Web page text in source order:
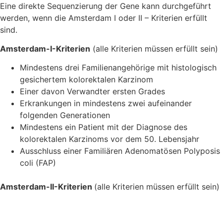
Eine direkte Sequenzierung der Gene kann durchgeführt
werden, wenn die Amsterdam I oder II – Kriterien erfüllt
sind.
Amsterdam-I-Kriterien (alle Kriterien müssen erfüllt sein)
Mindestens drei Familienangehörige mit histologisch
gesichertem kolorektalen Karzinom
Einer davon Verwandter ersten Grades
Erkrankungen in mindestens zwei aufeinander
folgenden Generationen
Mindestens ein Patient mit der Diagnose des
kolorektalen Karzinoms vor dem 50. Lebensjahr
Ausschluss einer Familiären Adenomatösen Polyposis
coli (FAP)
Amsterdam-II-Kriterien (alle Kriterien müssen erfüllt sein)